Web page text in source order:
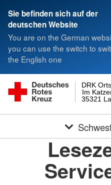
Sie befinden sich auf der
deutschen Website
You are on the German
you can use the switch to
the English one
35321
Im
DRK